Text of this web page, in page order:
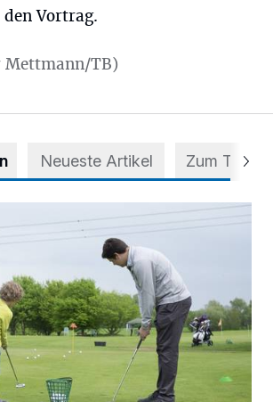
Vortrag.
Mettmann/TB)
Neueste Artikel Zum Thema
der Jungen im